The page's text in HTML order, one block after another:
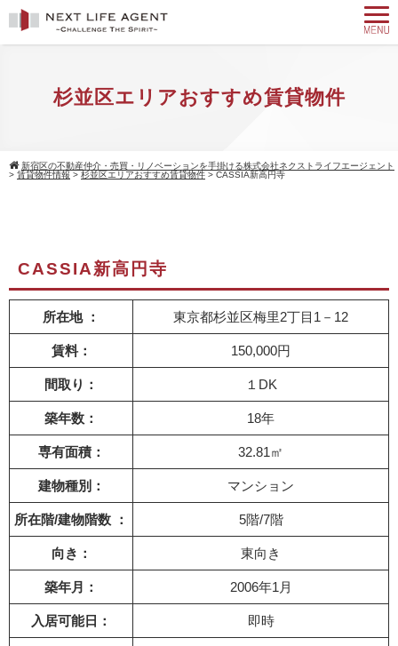
杉並区エリアおすすめ賃貸物件
新宿区の不動産仲介・売買・リノベーションを手掛ける株式会社ネクストライフエージェント
> 賃貸物件情報 > 杉並区エリアおすすめ賃貸物件 > CASSIA新高円寺
CASSIA新高円寺
所在地 ： 東京都杉並区梅里2丁目1－12
賃料： 150,000円
間取り： １DK
築年数： 18年
専有面積： 32.81㎡
建物種別： マンション
所在階/建物階数 ： 5階/7階
向き： 東向き
築年月： 2006年1月
入居可能日： 即時